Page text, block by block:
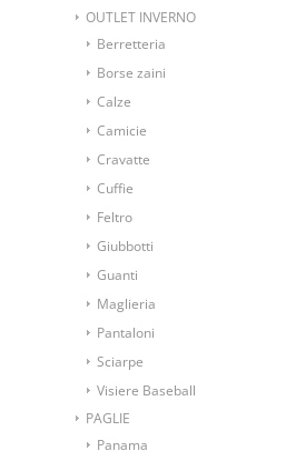
OUTLET INVERNO
Berretteria
Borse zaini
Calze
Camicie
Cravatte
Cuffie
Feltro
Giubbotti
Guanti
Maglieria
Pantaloni
Sciarpe
Visiere Baseball
PAGLIE
Panama